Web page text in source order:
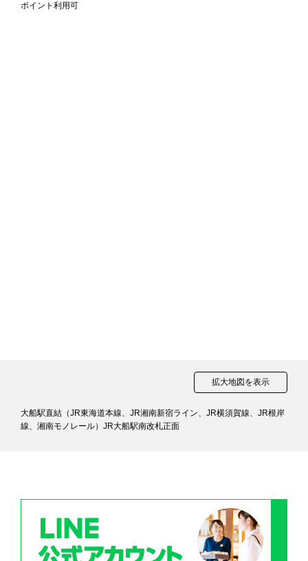
ポイント利用可
拡大地図を表示
大船駅直結（JR東海道本線、JR湘南新宿ライン、JR横須賀線、JR根岸
線、湘南モノレール）JR大船駅南改札正面